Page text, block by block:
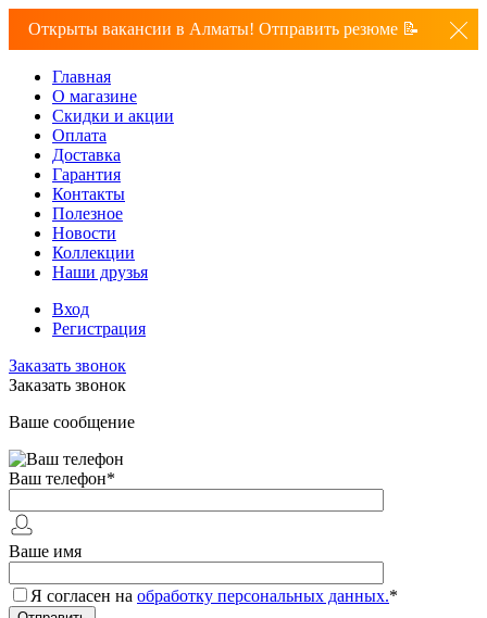
Открыты вакансии в Алматы! Отправить резюме 📝
Главная
О магазине
Скидки и акции
Оплата
Доставка
Гарантия
Контакты
Полезное
Новости
Коллекции
Наши друзья
Вход
Регистрация
Заказать звонок
Заказать звонок
Ваше сообщение
Ваш телефон*
Ваше имя
Я согласен на обработку персональных данных.*